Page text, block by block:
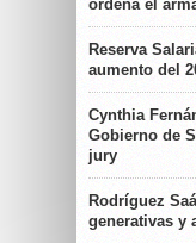
ordena el
Reserva
aumento del
Cynthia
Gobierno de
jury
Rodríguez
generativas y